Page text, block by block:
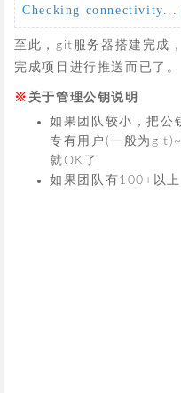
Checking connectivity...
至此，git服务器搭建完成
完成项目进行推送而已了。
关于管理公钥说明
如果团队较小，把公
专有用户(一般为
就OK了
如果团队有100+以